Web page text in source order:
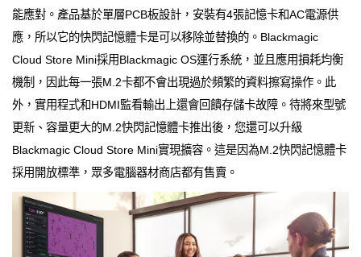
能應對。產品基於單層PCB板設計，安裝有4張記憶卡和AC電源供
應，所以它的快閃記憶體卡是可以移除並替換的。Blackmagic
Cloud Store Mini採用Blackmagic OS運行系統，並且應用損耗均衡
機制，因此每一張M.2卡都不會出現過於頻繁的資料擦寫操作。此
外，實用程式和HDMI監看輸出上還會回饋存儲卡故障。待將來型號
更新、容量更大的M.2快閃記憶體卡推出後，您還可以升級
Blackmagic Cloud Store Mini實現擴容。這是因為M.2快閃記憶體卡
採用開放標準，眾多電腦器材商店都有售賣。